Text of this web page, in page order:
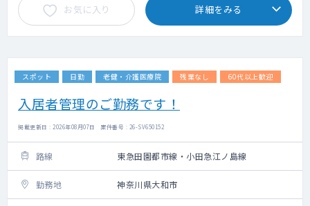
お気に入り 詳細をみる
スポット 日勤 老健・介護医療院 残業なし 60代以上歓迎
入居者管理のご勤務です！
掲載更新日 : 2026年08月07日 案件番号 : 26-SV650152
路線 東急田園都市線・小田急江ノ島線
勤務地 神奈川県大和市